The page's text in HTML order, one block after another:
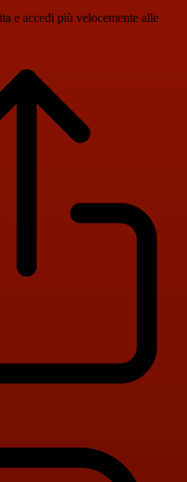
e accedi più velocemente alle